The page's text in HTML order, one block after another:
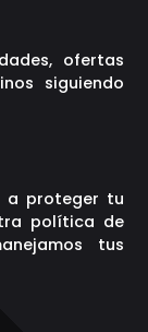
ofertas
siguiendo
a proteger tu
política de
tus